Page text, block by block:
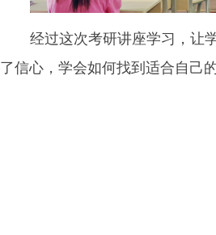
经过这次考研讲座学习，让
了信心，学会如何找到适合自己